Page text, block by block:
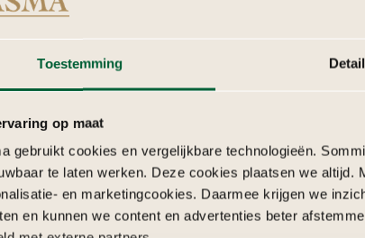
Toestemming
op maat
gebruikt cookies en vergelijkbare technologieën.
te laten werken. Deze cookies plaatsen we
en marketingcookies. Daarmee krijgen we
en kunnen we content en advertenties beter
aanpak. Jouw
je organisatie is voor ons
98%
Klanten waarderen ons met
beoordeling (google Review